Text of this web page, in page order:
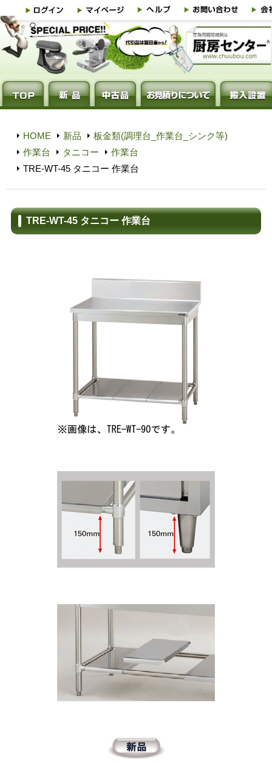
HOME 新品
板金類(調理台_作業台_シンク等)
作業台
タニコー
作業台
TRE-WT-45 タニコー 作業台
TRE-WT-45 タニコー 作業台